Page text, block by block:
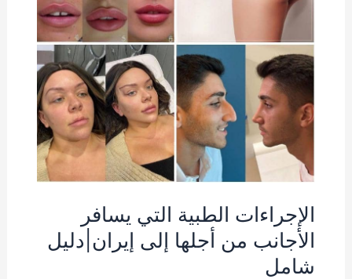
الإجراءات الطبية التي يسافر
الأجانب من أجلها إلى إيران|دليل
شامل
الأجانب
أجلها
إلى
إيران|
دليل
شامل